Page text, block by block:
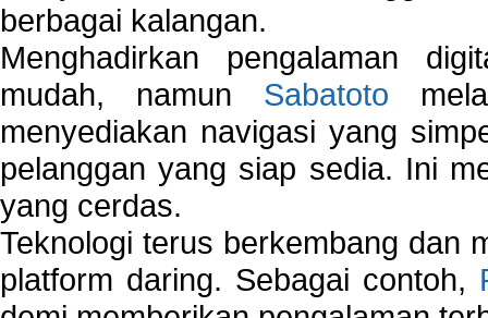
berbagai kalangan.
Menghadirkan pengalaman
mudah, namun Sabatoto
menyediakan navigasi yang
pelanggan yang siap sedia. Ini
yang cerdas.
Teknologi terus berkembang dan
platform daring. Sebagai contoh,